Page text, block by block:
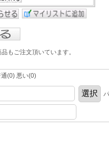
もご注文頂いています。
(0) 悪い(0)